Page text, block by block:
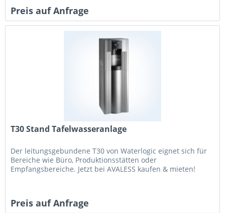
Preis auf Anfrage
T30 Stand Tafelwasseranlage
Der leitungsgebundene T30 von Waterlogic eignet sich für
Bereiche wie Büro, Produktionsstätten oder
Empfangsbereiche. Jetzt bei AVALESS kaufen & mieten!
Preis auf Anfrage